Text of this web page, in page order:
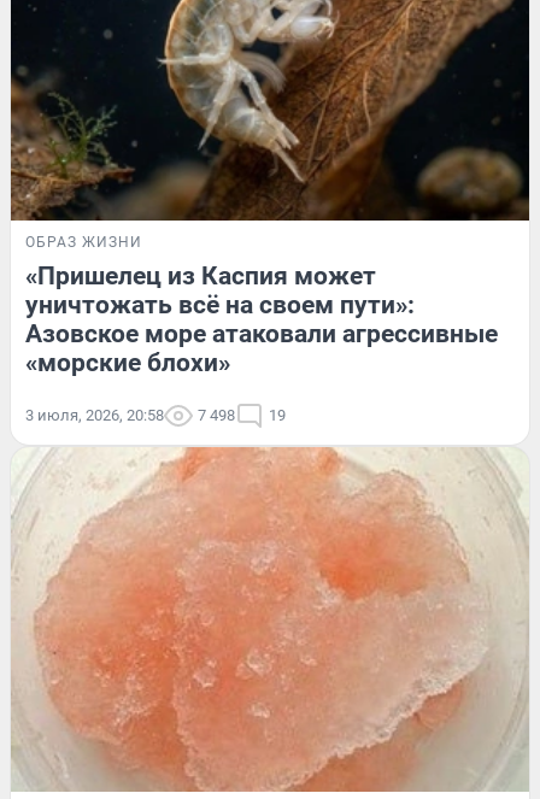
ОБРАЗ ЖИЗНИ
«Пришелец из Каспия может
уничтожать всё на своем пути»:
Азовское море атаковали агрессивные
«морские блохи»
3 июля, 2026, 20:58 7 498 19